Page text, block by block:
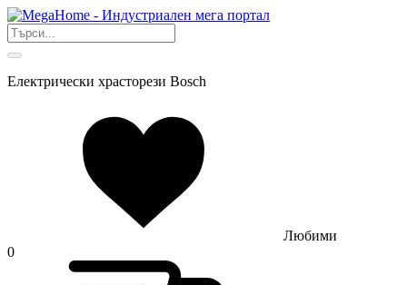
Електрически храсторези Bosch
Любими
0